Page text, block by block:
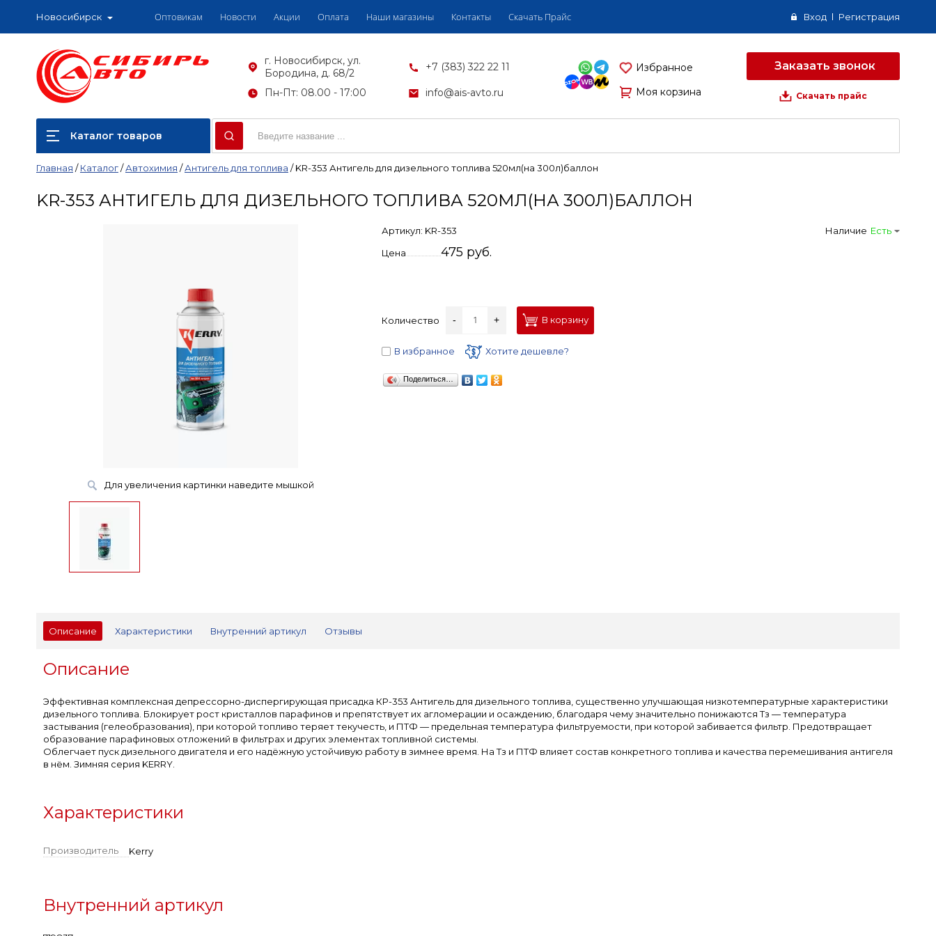
Новосибирск Оптовикам Новости Акции Оплата Наши магазины Контакты Скачать Прайс Вход Регистрация
г. Новосибирск, ул.
Бородина, д. 68/2
+7 (383) 322 22 11
Пн-Пт: 08.00 - 17:00 info@ais-avto.ru
Избранное
Моя корзина
Заказать звонок
Скачать прайс
Каталог товаров
Главная /Каталог/Автохимия /Антигель для топлива /KR-353 Антигель для дизельного топлива 520мл(на 300л)баллон
KR-353 АНТИГЕЛЬ ДЛЯ ДИЗЕЛЬНОГО ТОПЛИВА 520МЛ(НА 300Л)БАЛЛОН
Для увеличения картинки наведите мышкой
Артикул: KR-353 Наличие Есть
Цена
475 руб.
Количество - + В корзину
В избранное Хотите дешевле?
Поделиться…
Описание Характеристики Внутренний артикул Отзывы
Описание
Эффективная комплексная депрессорно-диспергирующая присадка КР-353 Антигель для дизельного топлива, существенно улучшающая низкотемпературные характеристики
дизельного топлива. Блокирует рост кристаллов парафинов и препятствует их агломерации и осаждению, благодаря чему значительно понижаются Тз — температура
застывания (гелеобразования), при которой топливо теряет текучесть, и ПТФ — предельная температура фильтруемости, при которой забивается фильтр. Предотвращает
образование парафиновых отложений в фильтрах и других элементах топливной системы.
Облегчает пуск дизельного двигателя и его надёжную устойчивую работу в зимнее время. На Тз и ПТФ влияет состав конкретного топлива и качества перемешивания антигеля
в нём. Зимняя серия KERRY.
Характеристики
Производитель Kerry
Внутренний артикул